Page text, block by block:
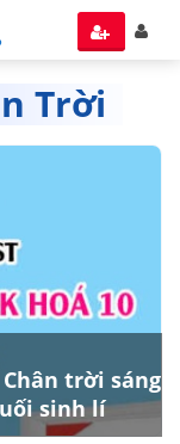
Trời
Chân trời sáng
sinh lí